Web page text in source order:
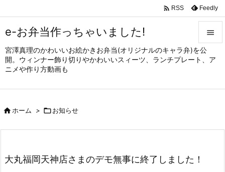
e-お弁当作っちゃいました!
宮澤真理のかわいいお絵かきお弁当(オリジナルのキャラ弁)を公
開。ウィンナー飾り切りやかわいいスィーツ、ランチプレート、ア
ニメや作り方動画も


メニュ
サイド

 RSS Feedly
ホーム > お知らせ
大丸福岡天神店さまのデモ無事に終了しました！